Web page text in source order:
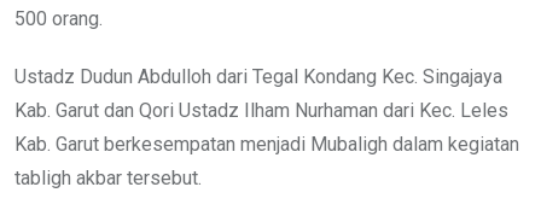
500 orang.
Ustadz Dudun Abdulloh dari Tegal Kondang Kec. Singajaya
Kab. Garut dan Qori Ustadz Ilham Nurhaman dari Kec. Leles
Kab. Garut berkesempatan menjadi Mubaligh dalam kegiatan
tabligh akbar tersebut.